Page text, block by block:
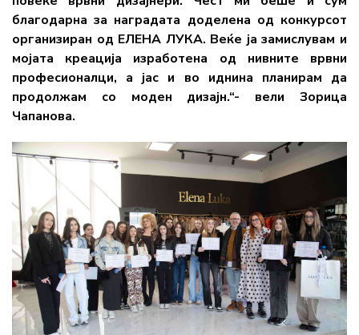
благодарна за наградата доделена од конкурсот
организиран од ЕЛЕНА ЛУКА. Веќе ја замислувам и
мојата креација изработена од нивните врвни
професионалци, а јас и во иднина планирам да
продолжам со моден дизајн.“- вели Зорица
Чапанова.